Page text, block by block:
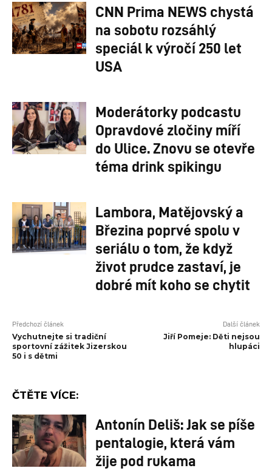
CNN Prima NEWS chystá
na sobotu rozsáhlý
speciál k výročí 250 let
USA
Moderátorky podcastu
Opravdové zločiny míří
do Ulice. Znovu se otevře
téma drink spikingu
Lambora, Matějovský a
Březina poprvé spolu v
seriálu o tom, že když
život prudce zastaví, je
dobré mít koho se chytit
Předchozí článek
Vychutnejte si tradiční
sportovní zážitek Jizerskou
50 i s dětmi
Další článek
Jiří Pomeje: Děti nejsou
hlupáci
ČTĚTE VÍCE:
Antonín Deliš: Jak se píše
pentalogie, která vám
žije pod rukama